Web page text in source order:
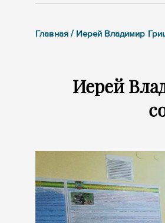
Главная / Иерей Владимир
Иерей